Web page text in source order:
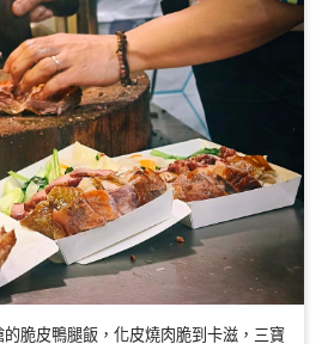
脆皮鴨腿飯，化皮燒肉脆到卡滋，三寶